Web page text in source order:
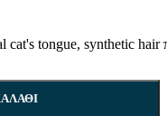
tongue, synthetic hair